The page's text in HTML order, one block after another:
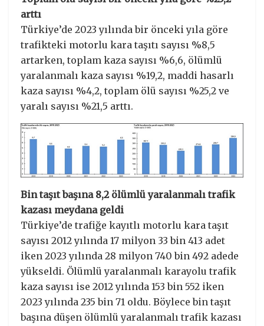
arttı
Türkiye’de 2023 yılında bir önceki yıla göre
trafikteki motorlu kara taşıtı sayısı %8,5
artarken, toplam kaza sayısı %6,6, ölümlü
yaralanmalı kaza sayısı %19,2, maddi hasarlı
kaza sayısı %4,2, toplam ölü sayısı %25,2 ve
yaralı sayısı %21,5 arttı.
Bin taşıt başına 8,2 ölümlü yaralanmalı trafik
kazası meydana geldi
Türkiye’de trafiğe kayıtlı motorlu kara taşıt
sayısı 2012 yılında 17 milyon 33 bin 413 adet
iken 2023 yılında 28 milyon 740 bin 492 adede
yükseldi. Ölümlü yaralanmalı karayolu trafik
kaza sayısı ise 2012 yılında 153 bin 552 iken
2023 yılında 235 bin 71 oldu. Böylece bin taşıt
başına düşen ölümlü yaralanmalı trafik kazası